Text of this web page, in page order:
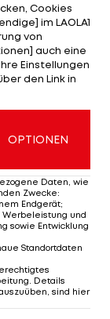
es nicht so
Arbeit mit
Bieler
).
haben",
zulegen
Cookies
im LAOLA1
von
auch eine
Einstellungen
den Link in
OPTIONEN
Daten, wie
Zwecke:
Endgerät;
Werbeleistung und
sowie Entwicklung
Standortdaten
Details
sind hier